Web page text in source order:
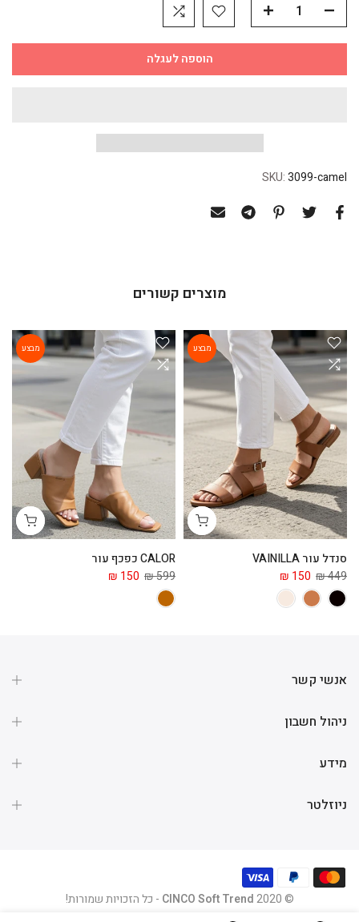
הוספה לעגלה
SKU:3099-camel
מוצרים קשורים
מבצע
סנדל עור VAINILLA
449 ₪
150 ₪
מבצע
CALOR כפכף עור
599 ₪
150 ₪
אנשי קשר
ניהול חשבון
מידע
ניוזלטר
© 2020
CINCO Soft Trend - כל הזכויות שמורות!